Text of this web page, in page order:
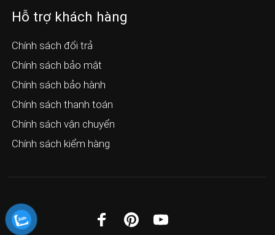
Hỗ trợ khách hàng
Chính sách đổi trả
Chính sách bảo mật
Chính sách bảo hành
Chính sách thanh toán
Chính sách vận chuyển
Chính sách kiểm hàng